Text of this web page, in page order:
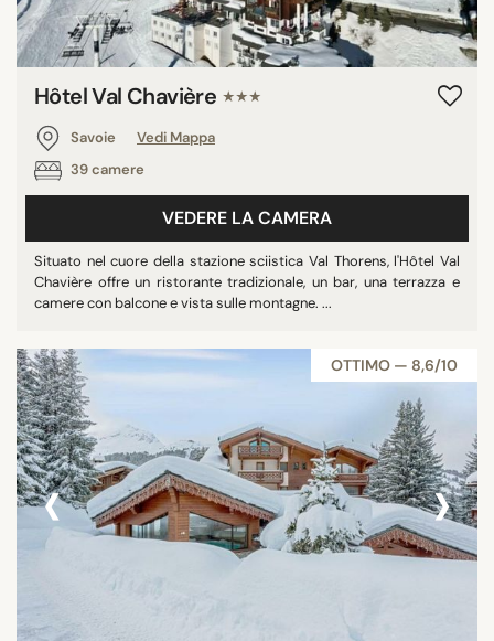
Hôtel Val Chavière ★★★
Savoie
Vedi Mappa
39 camere
VEDERE LA CAMERA
Situato nel cuore della stazione sciistica Val Thorens, l'Hôtel Val
Chavière offre un ristorante tradizionale, un bar, una terrazza e
camere con balcone e vista sulle montagne. ...
OTTIMO — 8,6/10
‹ ›